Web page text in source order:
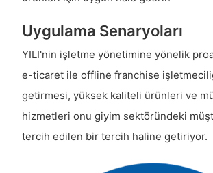
Uygulama Senaryoları
YILI'nin işletme yönetimine yönelik
e-ticaret ile offline franchise
getirmesi, yüksek kaliteli ürünleri ve
hizmetleri onu giyim sektöründeki
tercih edilen bir tercih haline getiriyor.